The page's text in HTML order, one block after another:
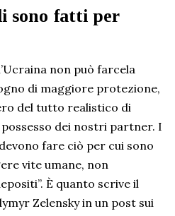
sono fatti per
non può farcela
di maggiore protezione,
del tutto realistico di
dei nostri partner. I
fare ciò per cui sono
vite umane, non
È quanto scrive il
Zelensky in un post sui